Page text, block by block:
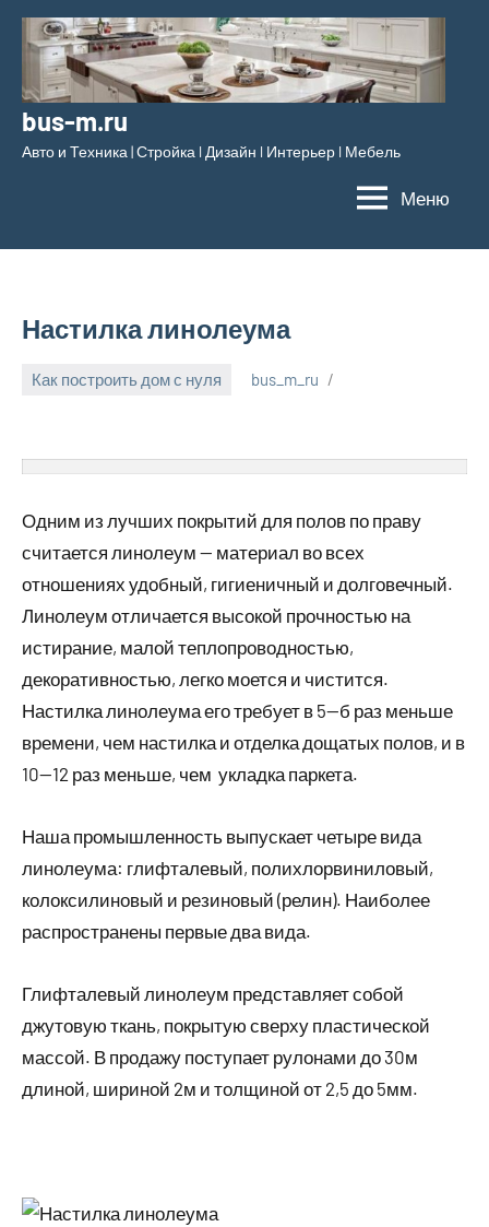
Перейти
содержимому
bus-m.ru
Авто и Техника | Стройка l Дизайн l Интерьер l Мебель
Меню
Настилка линолеума
Как построить дом с нуля bus_m_ru
Одним из лучших покрытий для полов по праву
считается линолеум — материал во всех
отношениях удобный, гигиеничный и долговечный.
Линолеум отличается высокой прочностью на
истирание, малой теплопроводностью,
декоративностью, легко моется и чистится.
Настилка линолеума его требует в 5—б раз меньше
времени, чем настилка и отделка дощатых полов, и в
10—12 раз меньше, чем укладка паркета.
Наша промышленность выпускает четыре вида
линолеума: глифталевый, полихлорвиниловый,
колоксилиновый и резиновый (релин). Наиболее
распространены первые два вида.
Глифталевый линолеум представляет собой
джутовую ткань, покрытую сверху пластической
массой. В продажу поступает рулонами до 30м
длиной, шириной 2м и толщиной от 2,5 до 5мм.